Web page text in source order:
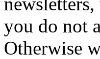
you do not
Otherwise